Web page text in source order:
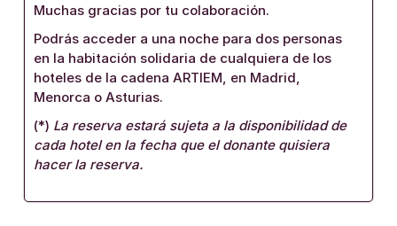
Muchas gracias por tu colaboración.
Podrás acceder a una noche para dos personas
en la habitación solidaria de cualquiera de los
hoteles de la cadena ARTIEM, en Madrid,
Menorca o Asturias.
(*) La reserva estará sujeta a la disponibilidad de
cada hotel en la fecha que el donante quisiera
hacer la reserva.